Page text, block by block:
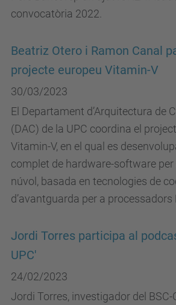
convocatòria 2022.
Beatriz Otero i Ramon Canal
projecte europeu Vitamin-V
30/03/2023
El Departament d’Arquitectura de
(DAC) de la UPC coordina el
Vitamin-V, en el qual es
complet de hardware-software per
núvol, basada en tecnologies de
d’avantguarda per a processadors
Jordi Torres participa al
UPC'
24/02/2023
Jordi Torres, investigador del